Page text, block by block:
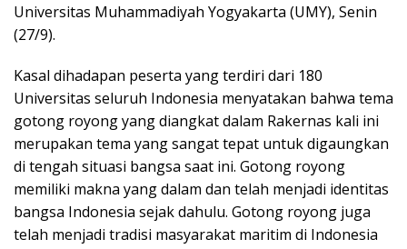
Universitas Muhammadiyah Yogyakarta (UMY), Senin
(27/9).
Kasal dihadapan peserta yang terdiri dari 180
Universitas seluruh Indonesia menyatakan bahwa tema
gotong royong yang diangkat dalam Rakernas kali ini
merupakan tema yang sangat tepat untuk digaungkan
di tengah situasi bangsa saat ini. Gotong royong
memiliki makna yang dalam dan telah menjadi identitas
bangsa Indonesia sejak dahulu. Gotong royong juga
telah menjadi tradisi masyarakat maritim di Indonesia